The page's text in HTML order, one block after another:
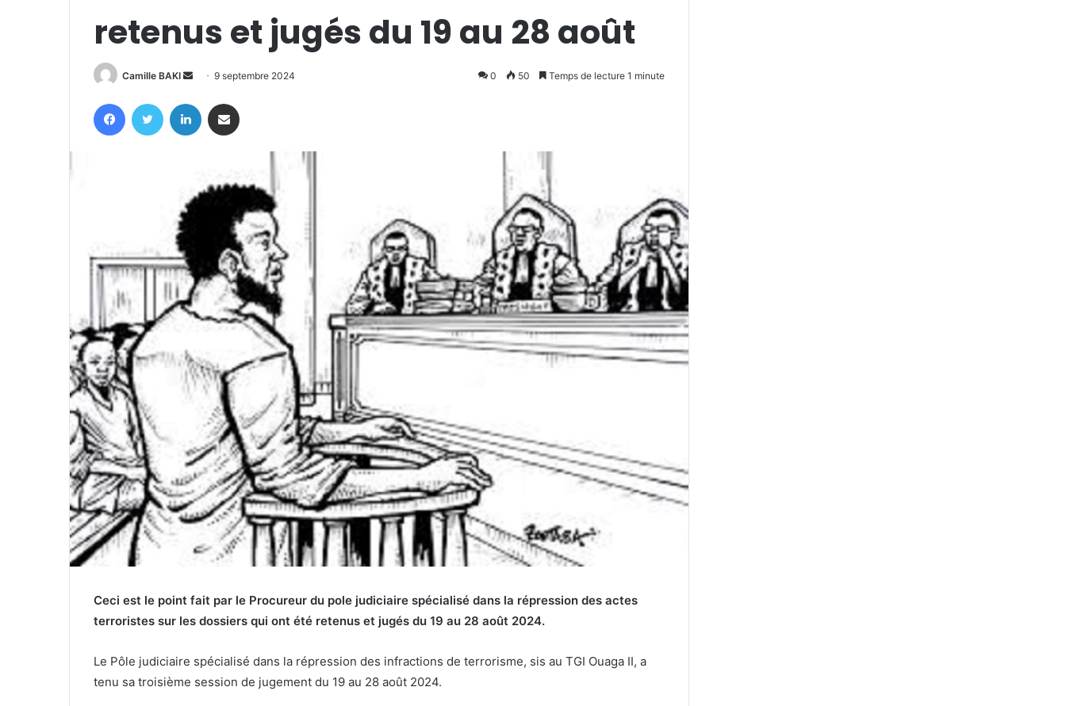
retenus et jugés du 19 au 28 août
Camille BAKI
Envoyer
courriel
9 septembre 2024 0 50 Temps de lecture 1 minute
FacebookTwitter Linkedin
Ceci est le point fait par le Procureur du pole judiciaire spécialisé dans la répression des actes
terroristes sur les dossiers qui ont été retenus et jugés du 19 au 28 août 2024.
Le Pôle judiciaire spécialisé dans la répression des infractions de terrorisme, sis au TGI Ouaga II, a
tenu sa troisième session de jugement du 19 au 28 août 2024.